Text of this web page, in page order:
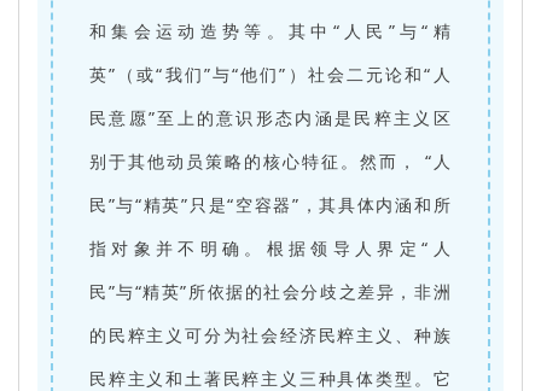
和集会运动造势等。其中“人民”与“精
英”（或“我们”与“他们”）社会二元论和“人
民意愿”至上的意识形态内涵是民粹主义区
别于其他动员策略的核心特征。然而， “人
民”与“精英”只是“空容器”，其具体内涵和所
指对象并不明确。根据领导人界定“人
民”与“精英”所依据的社会分歧之差异，非洲
的民粹主义可分为社会经济民粹主义、种族
民粹主义和土著民粹主义三种具体类型。它